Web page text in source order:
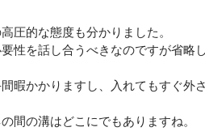
圧的な態度も分かりました。
性を話し合うべきなのですが省略
暇かかりますし、入れてもすぐ外
間の溝はどこにでもありますね。